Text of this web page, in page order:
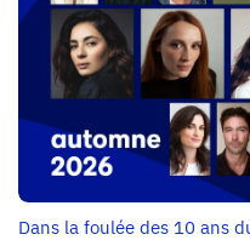
Dans la foulée des 10 ans